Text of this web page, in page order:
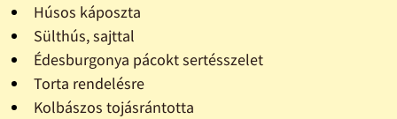
Húsos káposzta
Sülthús, sajttal
Édesburgonya pácokt sertésszelet
Torta rendelésre
Kolbászos tojásrántotta